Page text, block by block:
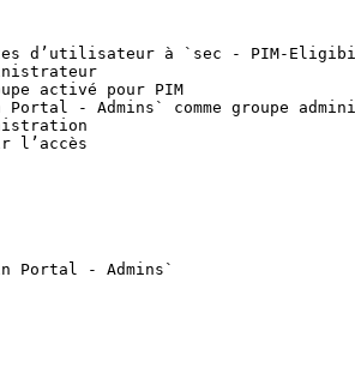
d’utilisateur à `sec - PIM-
- Admins` comme groupe
Portal - Admins`